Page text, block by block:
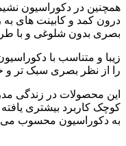
همچنین در دکوراسیون
درون کمد و کابینت های
بصری بدون شلوغی و با
زیبا و متناسب با
را از نظر بصری سبک تر و
این محصولات در زندگی
کوچک کاربرد بیشتری
به دکوراسیون محسوب می